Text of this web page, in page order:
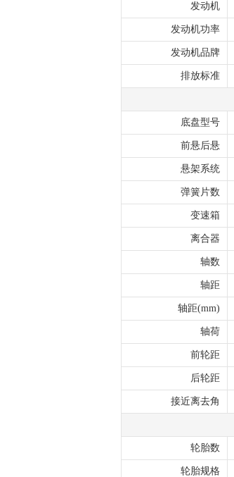
发动机
发动机功率
发动机品牌
排放标准
底盘型号
前悬后悬
悬架系统
弹簧片数
变速箱
离合器
轴数
轴距
轴距(mm)
轴荷
前轮距
后轮距
接近离去角
轮胎数
轮胎规格